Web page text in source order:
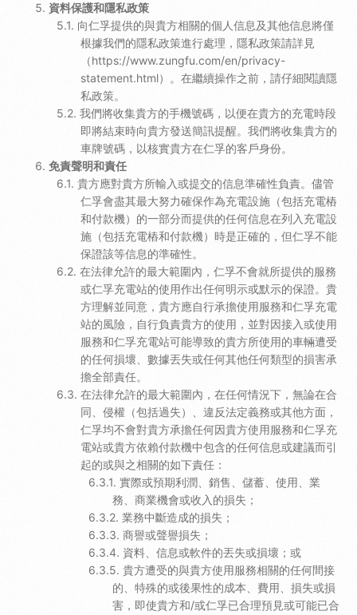
資料保護和隱私政策
向仁孚提供的與貴方相關的個人信息及其他信息將僅
根據我們的隱私政策進行處理，隱私政策請詳見
（https://www.zungfu.com/en/privacy-
statement.html）。在繼續操作之前，請仔細閱讀隱
私政策。
我們將收集貴方的手機號碼，以便在貴方的充電時段
即將結束時向貴方發送簡訊提醒。我們將收集貴方的
車牌號碼，以核實貴方在仁孚的客戶身份。
免責聲明和責任
貴方應對貴方所輸入或提交的信息準確性負責。儘管
仁孚會盡其最大努力確保作為充電設施（包括充電樁
和付款機）的一部分而提供的任何信息在列入充電設
施（包括充電樁和付款機）時是正確的，但仁孚不能
保證該等信息的準確性。
在法律允許的最大範圍內，仁孚不會就所提供的服務
或仁孚充電站的使用作出任何明示或默示的保證。貴
方理解並同意，貴方應自行承擔使用服務和仁孚充電
站的風險，自行負責貴方的使用，並對因接入或使用
服務和仁孚充電站可能導致的貴方所使用的車輛遭受
的任何損壞、數據丟失或任何其他任何類型的損害承
擔全部責任。
在法律允許的最大範圍內，在任何情況下，無論在合
同、侵權（包括過失）、違反法定義務或其他方面，
仁孚均不會對貴方承擔任何因貴方使用服務和仁孚充
電站或貴方依賴付款機中包含的任何信息或建議而引
起的或與之相關的如下責任：
實際或預期利潤、銷售、儲蓄、使用、業
務、商業機會或收入的損失；
業務中斷造成的損失；
商譽或聲譽損失；
資料、信息或軟件的丟失或損壞；或
貴方遭受的與貴方使用服務相關的任何間接
的、特殊的或後果性的成本、費用、損失或損
害，即使貴方和/或仁孚已合理預見或可能已合